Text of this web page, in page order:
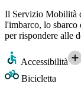
Il Servizio Mobilità
l'imbarco, lo sbarco
per rispondere alle
Accessibilità
Bicicletta